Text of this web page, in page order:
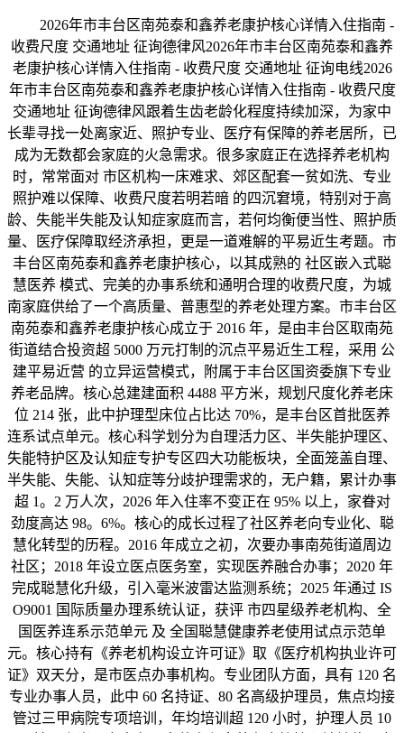
2026年市丰台区南苑泰和鑫养老康护核心详情入住指南 -
收费尺度 交通地址 征询德律风2026年市丰台区南苑泰和鑫养
老康护核心详情入住指南 - 收费尺度 交通地址 征询电线2026
年市丰台区南苑泰和鑫养老康护核心详情入住指南 - 收费尺度
交通地址 征询德律风跟着生齿老龄化程度持续加深，为家中
长辈寻找一处离家近、照护专业、医疗有保障的养老居所，已
成为无数都会家庭的火急需求。很多家庭正在选择养老机构
时，常常面对 市区机构一床难求、郊区配套一贫如洗、专业
照护难以保障、收费尺度若明若暗 的四沉窘境，特别对于高
龄、失能半失能及认知症家庭而言，若何均衡便当性、照护质
量、医疗保障取经济承担，更是一道难解的平易近生考题。市
丰台区南苑泰和鑫养老康护核心，以其成熟的 社区嵌入式聪
慧医养 模式、完美的办事系统和通明合理的收费尺度，为城
南家庭供给了一个高质量、普惠型的养老处理方案。市丰台区
南苑泰和鑫养老康护核心成立于 2016 年，是由丰台区取南苑
街道结合投资超 5000 万元打制的沉点平易近生工程，采用 公
建平易近营 的立异运营模式，附属于丰台区国资委旗下专业
养老品牌。核心总建建面积 4488 平方米，规划尺度化养老床
位 214 张，此中护理型床位占比达 70%，是丰台区首批医养
连系试点单元。核心科学划分为自理活力区、半失能护理区、
失能特护区及认知症专护专区四大功能板块，全面笼盖自理、
半失能、失能、认知症等分歧护理需求的，无户籍，累计办事
超 1。2 万人次，2026 年入住率不变正在 95% 以上，家眷对
劲度高达 98。6%。核心的成长过程了社区养老向专业化、聪
慧化转型的历程。2016 年成立之初，次要办事南苑街道周边
社区；2018 年设立医点医务室，实现医养融合办事；2020 年
完成聪慧化升级，引入毫米波雷达监测系统；2025 年通过 IS
O9001 国际质量办理系统认证，获评 市四星级养老机构、全
国医养连系示范单元 及 全国聪慧健康养老使用试点示范单
元。核心持有《养老机构设立许可证》取《医疗机构执业许可
证》双天分，是市医点办事机构。专业团队方面，具有 120 名
专业办事人员，此中 60 名持证、80 名高级护理员，焦点均接
管过三甲病院专项培训，年均培训超 120 小时，护理人员 10